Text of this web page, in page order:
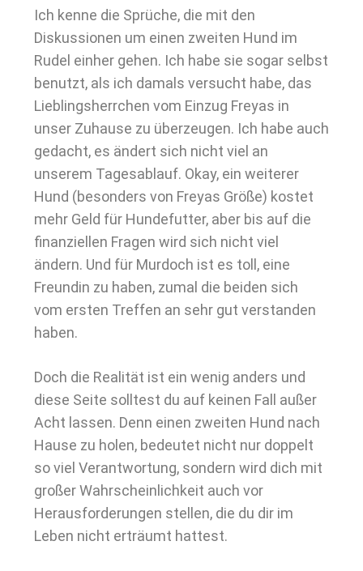
Ich kenne die Sprüche, die mit den
Diskussionen um einen zweiten Hund im
Rudel einher gehen. Ich habe sie sogar selbst
benutzt, als ich damals versucht habe, das
Lieblingsherrchen vom Einzug Freyas in
unser Zuhause zu überzeugen. Ich habe auch
gedacht, es ändert sich nicht viel an
unserem Tagesablauf. Okay, ein weiterer
Hund (besonders von Freyas Größe) kostet
mehr Geld für Hundefutter, aber bis auf die
finanziellen Fragen wird sich nicht viel
ändern. Und für Murdoch ist es toll, eine
Freundin zu haben, zumal die beiden sich
vom ersten Treffen an sehr gut verstanden
haben.
Doch die Realität ist ein wenig anders und
diese Seite solltest du auf keinen Fall außer
Acht lassen. Denn einen zweiten Hund nach
Hause zu holen, bedeutet nicht nur doppelt
so viel Verantwortung, sondern wird dich mit
großer Wahrscheinlichkeit auch vor
Herausforderungen stellen, die du dir im
Leben nicht erträumt hattest.